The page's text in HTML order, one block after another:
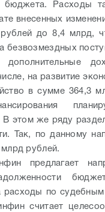
бюджета. Расходы
внесенных
до 8,4 млрд,
безвозмездных
дополнительные
на развитие
в сумме 364,3
В этом же ряду
Так, по данному
рублей.
предлагает
расходы по
считает